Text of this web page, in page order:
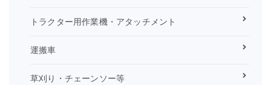
トラクター用作業機・アタッチメント
運搬車
草刈り・チェーンソー等